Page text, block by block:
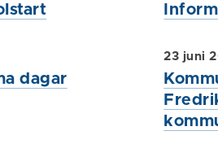
dagar
23 juni